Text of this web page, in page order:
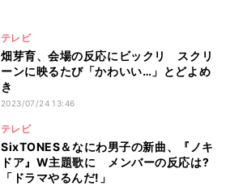
テレビ
畑芽育、会場の反応にビックリ スクリ
ーンに映るたび「かわいい…」とどよめ
き
2023/07/24 13:46
テレビ
SixTONES＆なにわ男子の新曲、『ノキ
ドア』W主題歌に メンバーの反応は?
「ドラマやるんだ!」